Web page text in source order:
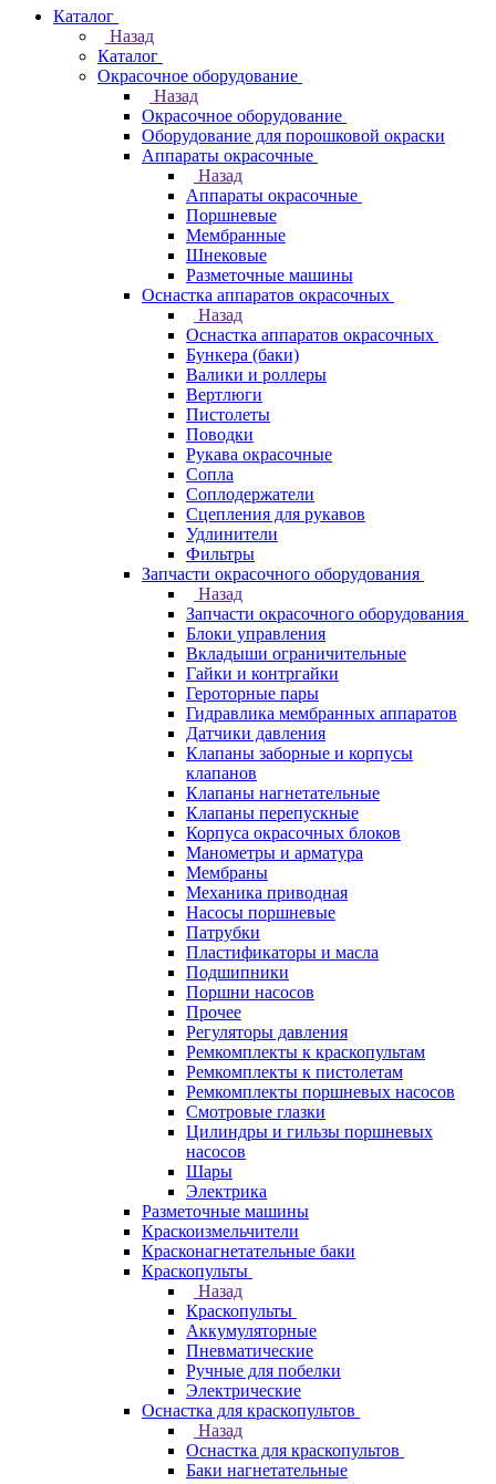
Каталог
Назад
Каталог
Окрасочное оборудование
Назад
Окрасочное оборудование
Оборудование для порошковой окраски
Аппараты окрасочные
Назад
Аппараты окрасочные
Поршневые
Мембранные
Шнековые
Разметочные машины
Оснастка аппаратов окрасочных
Назад
Оснастка аппаратов окрасочных
Бункера (баки)
Валики и роллеры
Вертлюги
Пистолеты
Поводки
Рукава окрасочные
Сопла
Соплодержатели
Сцепления для рукавов
Удлинители
Фильтры
Запчасти окрасочного оборудования
Назад
Запчасти окрасочного оборудования
Блоки управления
Вкладыши ограничительные
Гайки и контргайки
Героторные пары
Гидравлика мембранных аппаратов
Датчики давления
Клапаны заборные и корпусы
клапанов
Клапаны нагнетательные
Клапаны перепускные
Корпуса окрасочных блоков
Манометры и арматура
Мембраны
Механика приводная
Насосы поршневые
Патрубки
Пластификаторы и масла
Подшипники
Поршни насосов
Прочее
Регуляторы давления
Ремкомплекты к краскопультам
Ремкомплекты к пистолетам
Ремкомплекты поршневых насосов
Смотровые глазки
Цилиндры и гильзы поршневых
насосов
Шары
Электрика
Разметочные машины
Краскоизмельчители
Красконагнетательные баки
Краскопульты
Назад
Краскопульты
Аккумуляторные
Пневматические
Ручные для побелки
Электрические
Оснастка для краскопультов
Назад
Оснастка для краскопультов
Баки нагнетательные